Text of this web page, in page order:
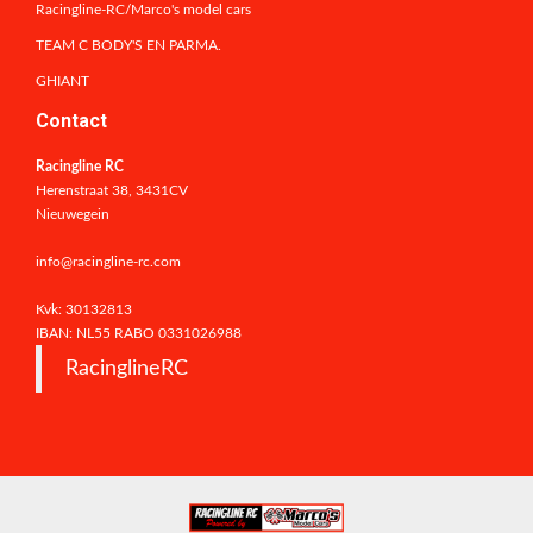
Racingline-RC/Marco's model cars
TEAM C BODY'S EN PARMA.
GHIANT
Contact
Racingline RC
Herenstraat 38, 3431CV
Nieuwegein
info@racingline-rc.com
Kvk: 30132813
IBAN: NL55 RABO 0331026988
RacinglineRC